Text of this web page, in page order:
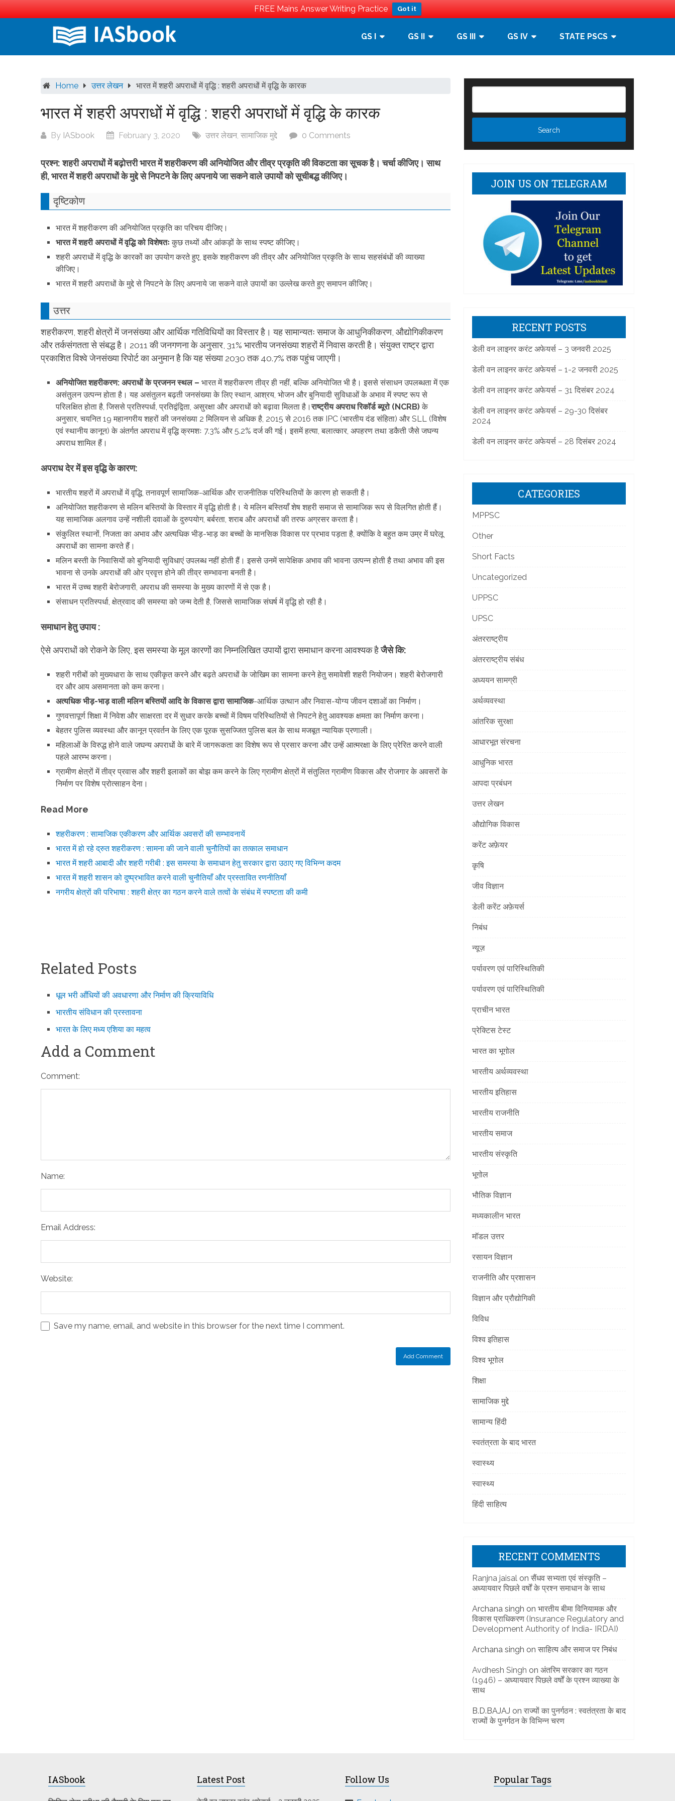
FREE Mains Answer Writing Practice Got it
GS I GS II GS III GS IV STATE PSCS
Home उत्तर लेखन भारत में शहरी अपराधों में वृद्धि : शहरी अपराधों में वृद्धि के कारक
भारत में शहरी अपराधों में वृद्धि : शहरी अपराधों में वृद्धि के कारक
By IASbook February 3, 2020 उत्तर लेखन, सामाजिक मुद्दे 0 Comments
प्रश्न: शहरी अपराधों में बढ़ोत्तरी भारत में शहरीकरण की अनियोजित और तीव्र प्रकृति की विकटता का सूचक है। चर्चा कीजिए।साथ
ही, भारत में शहरी अपराधों के मुद्दे से निपटने के लिए अपनाये जा सकने वाले उपायों को सूचीबद्ध कीजिए।
दृष्टिकोण
भारत में शहरीकरण की अनियोजित प्रकृति का परिचय दीजिए।
भारत में शहरी अपराधों में वृद्धि को विशेषतःकुछ तथ्यों और आंकड़ों के साथ स्पष्ट कीजिए।
शहरी अपराधों में वृद्धि के कारकों का उपयोग करते हुए, इसके शहरीकरण की तीव्र और अनियोजित प्रकृति के साथ सहसंबंधों की व्याख्या
कीजिए।
भारत में शहरी अपराधों के मुद्दे से निपटने के लिए अपनाये जा सकने वाले उपायों का उल्लेख करते हुए समापन कीजिए।
उत्तर
शहरीकरण, शहरी क्षेत्रों में जनसंख्या और आर्थिक गतिविधियों का विस्तार है। यह सामान्यतः समाज के आधुनिकीकरण, औद्योगिकीकरण
और तर्कसंगतता से संबद्ध है। 2011 की जनगणना के अनुसार, 31% भारतीय जनसंख्या शहरों में निवास करती है। संयुक्त राष्ट्र द्वारा
प्रकाशित विश्वे जेनसंख्या रिपोर्ट का अनुमान है कि यह संख्या 2030 तक 40.7% तक पहुंच जाएगी।
अनियोजित शहरीकरण: अपराधों के प्रजनन स्थल – भारत में शहरीकरण तीव्र ही नहीं, बल्कि अनियोजित भी है। इससे संसाधन उपलब्धता में एक
असंतुलन उत्पन्न होता है। यह असंतुलन बढ़ती जनसंख्या के लिए स्थान, आश्रय, भोजन और बुनियादी सुविधाओं के अभाव में स्पष्ट रूप से
परिलक्षित होता है, जिससे प्रतिस्पर्धा, प्रतिद्वंद्विता, असुरक्षा और अपराधों को बढ़ावा मिलता है।राष्ट्रीय अपराध रिकॉर्ड ब्यूरो (NCRB)के
अनुसार, चयनित 19 महानगरीय शहरों की जनसंख्या 2 मिलियन से अधिक है, 2015 से 2016 तक IPC (भारतीय दंड संहिता) और SLL (विशेष
एवं स्थानीय कानून) के अंतर्गत अपराध में वृद्धि क्रमशः 7.3% और 5.2% दर्ज की गई। इसमें हत्या, बलात्कार, अपहरण तथा डकैती जैसे जघन्य
अपराध शामिल हैं।
अपराध देर में इस वृद्धि के कारण:
भारतीय शहरों में अपराधों में वृद्धि, तनावपूर्ण सामाजिक-आर्थिक और राजनीतिक परिस्थितियों के कारण हो सकती है।
अनियोजित शहरीकरण से मलिन बस्तियों के विस्तार में वृद्धि होती है। ये मलिन बस्तियाँ शेष शहरी समाज से सामाजिक रूप से विलगित होती हैं।
यह सामाजिक अलगाव उन्हें नशीली दवाओं के दुरुपयोग, बर्बरता, शराब और अपराधों की तरफ अग्रसर करता है।
संकुलित स्थानों, निजता का अभाव और अत्यधिक भीड़-भाड़ का बच्चों के मानसिक विकास पर प्रभाव पड़ता है, क्योंकि वे बहुत कम उम्र में घरेलू
अपराधों का सामना करते हैं।
मलिन बस्ती के निवासियों को बुनियादी सुविधाएं उपलब्ध नहीं होती हैं। इससे उनमें सापेक्षिक अभाव की भावना उत्पन्न होती है तथा अभाव की इस
भावना से उनके अपराधों की ओर प्रवृत्त होने की तीव्र सम्भावना बनती है।
भारत में उच्च शहरी बेरोजगारी, अपराध की समस्या के मुख्य कारणों में से एक है।
संसाधन प्रतिस्पर्धा, क्षेत्रवाद की समस्या को जन्म देती है, जिससे सामाजिक संघर्ष में वृद्धि हो रही है।
समाधान हेतु उपाय :
ऐसे अपराधों को रोकने के लिए, इस समस्या के मूल कारणों का निम्नलिखित उपायों द्वारा समाधान करना आवश्यक हैजैसे कि:
शहरी गरीबों को मुख्यधारा के साथ एकीकृत करने और बढ़ते अपराधों के जोखिम का सामना करने हेतु समावेशी शहरीनियोजन। शहरी बेरोजगारी
दर और आय असमानता को कम करना।
अत्यधिक भीड़-भाड़ वाली मलिन बस्तियों आदि के विकास द्वारा सामाजिक-आर्थिक उत्थान और निवास-योग्य जीवन दशाओं का निर्माण।
गुणवत्तापूर्ण शिक्षा में निवेश और साक्षरता दर में सुधार करके बच्चों में विषम परिस्थितियों से निपटने हेतु आवश्यक क्षमता का निर्माण करना।
बेहतर पुलिस व्यवस्था और कानून प्रवर्तन के लिए एक पूरक सुसज्जित पुलिस बल के साथ मजबूत न्यायिक प्रणाली।
महिलाओं के विरुद्ध होने वाले जघन्य अपराधों के बारे में जागरूकता का विशेष रूप से प्रसार करना और उन्हें आत्मरक्षा के लिए प्रेरित करने वाली
पहले आरम्भ करना।
ग्रामीण क्षेत्रों में तीव्र प्रवास और शहरी इलाकों का बोझ कम करने के लिए ग्रामीण क्षेत्रों में संतुलित ग्रामीण विकास और रोजगार के अवसरों के
निर्माण पर विशेष प्रोत्साहन देना।
Read More
शहरीकरण : सामाजिक एकीकरण और आर्थिक अवसरों की सम्भावनायें
भारत में हो रहे द्रुत शहरीकरण : सामना की जाने वाली चुनौतियों का तत्काल समाधान
भारत में शहरी आबादी और शहरी गरीबी : इस समस्या के समाधान हेतु सरकार द्वारा उठाए गए विभिन्न कदम
भारत में शहरी शासन को दुष्प्रभावित करने वाली चुनौतियाँ और प्रस्तावित रणनीतियाँ
नगरीय क्षेत्रों की परिभाषा : शहरी क्षेत्र का गठन करने वाले तत्वों के संबंध में स्पष्टता की कमी
Related Posts
धूल भरी आँधियों की अवधारणा और निर्माण की क्रियाविधि
भारतीय संविधान की प्रस्तावना
भारत के लिए मध्य एशिया का महत्व
Add a Comment
Comment:
Name:
Email Address:
Website:
Save my name, email, and website in this browser for the next time I comment.
JOIN US ON TELEGRAM
RECENT POSTS
डेली वन लाइनर करंट अफेयर्स – 3 जनवरी 2025
डेली वन लाइनर करंट अफेयर्स – 1-2 जनवरी 2025
डेली वन लाइनर करंट अफेयर्स – 31 दिसंबर 2024
डेली वन लाइनर करंट अफेयर्स – 29-30 दिसंबर
2024
डेली वन लाइनर करंट अफेयर्स – 28 दिसंबर 2024
CATEGORIES
MPPSC
Other
Short Facts
Uncategorized
UPPSC
UPSC
अंतरराष्ट्रीय
अंतरराष्ट्रीय संबंध
अध्ययन सामग्री
अर्थव्यवस्था
आंतरिक सुरक्षा
आधारभूत संरचना
आधुनिक भारत
आपदा प्रबंधन
उत्तर लेखन
औद्योगिक विकास
करेंट अफ़ेयर
कृषि
जीव विज्ञान
डेली करेंट अफ़ेयर्स
निबंध
न्यूज़
पर्यावरण एवं पारिस्थितिकी
पर्यावरण एवं पारिस्थितिकी
प्राचीन भारत
प्रेक्टिस टेस्ट
भारत का भूगोल
भारतीय अर्थव्यवस्था
भारतीय इतिहास
भारतीय राजनीति
भारतीय समाज
भारतीय संस्कृति
भूगोल
भौतिक विज्ञान
मध्यकालीन भारत
मॉडल उत्तर
रसायन विज्ञान
राजनीति और प्रशासन
विज्ञान और प्रौद्योगिकी
विविध
विश्व इतिहास
विश्व भूगोल
शिक्षा
सामाजिक मुद्दे
सामान्य हिंदी
स्वतंत्रता के बाद भारत
स्वास्थ्य
स्वास्थ्य
हिंदी साहित्य
RECENT COMMENTS
Ranjna jaisal on सैंधव सभ्यता एवं संस्कृति –
अध्यायवार पिछले वर्षों के प्रश्न समाधान के साथ
Archana singh on भारतीय बीमा विनियामक और
विकास प्राधिकरण (Insurance Regulatory and
Development Authority of India- IRDAI)
Archana singh on साहित्य और समाज पर निबंध
Avdhesh Singh on अंतरिम सरकार का गठन
(1946) – अध्यायवार पिछले वर्षों के प्रश्न व्याख्या के
साथ
B.D.BAJAJ on राज्यों का पुनर्गठन : स्वतंत्रता के बाद
राज्यों के पुनर्गठन के विभिन्न चरण
IASbook Latest Post Follow Us Popular Tags